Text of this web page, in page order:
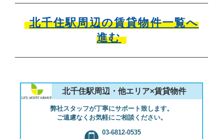
北千住駅周辺の賃貸物件一覧へ
進む
北千住駅周辺・他エリア×賃貸物件
弊社スタッフが丁寧にサポート致します。
ご遠慮なくお気軽にご相談ください。
03-6812-0535